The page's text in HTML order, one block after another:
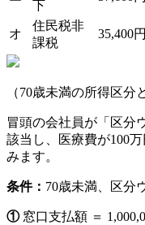
下
オ
住民税非
課税
35,400円
（70歳未満の所得区分
冒頭の会社員が「区分
該当し、医療費が100
みます。
条件： 70歳未満、区分
①窓口支払額 ＝